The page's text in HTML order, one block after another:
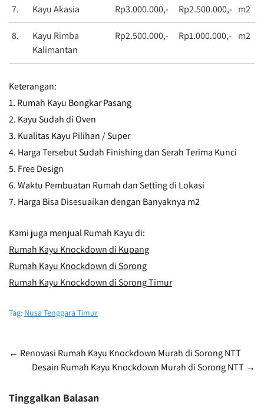
7. Kayu Akasia Rp3.000.000,- Rp2.500.000,- m2
8.
Kayu Rimba
Kalimantan
Rp2.500.000,- Rp1.000.000,- m2
Keterangan:
1. Rumah Kayu Bongkar Pasang
2. Kayu Sudah di Oven
3. Kualitas Kayu Pilihan / Super
4. Harga Tersebut Sudah Finishing dan Serah Terima Kunci
5. Free Design
6. Waktu Pembuatan Rumah dan Setting di Lokasi
7. Harga Bisa Disesuaikan dengan Banyaknya m2
Kami juga menjual Rumah Kayu di:
Rumah Kayu Knockdown di Kupang
Rumah Kayu Knockdown di Sorong
Rumah Kayu Knockdown di Sorong Timur
Tag: Nusa Tenggara Timur
Post
navigation
← Renovasi Rumah Kayu Knockdown Murah di Sorong NTT
Desain Rumah Kayu Knockdown Murah di Sorong NTT →
Tinggalkan Balasan